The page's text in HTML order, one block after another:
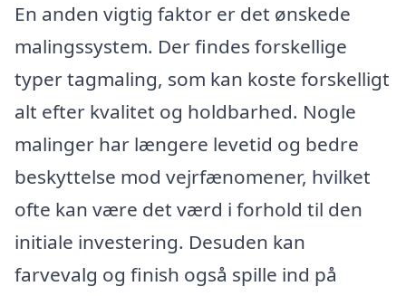
En anden vigtig faktor er det ønskede
malingssystem. Der findes forskellige
typer tagmaling, som kan koste forskelligt
alt efter kvalitet og holdbarhed. Nogle
malinger har længere levetid og bedre
beskyttelse mod vejrfænomener, hvilket
ofte kan være det værd i forhold til den
initiale investering. Desuden kan
farvevalg og finish også spille ind på